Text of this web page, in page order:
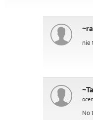
nie
No